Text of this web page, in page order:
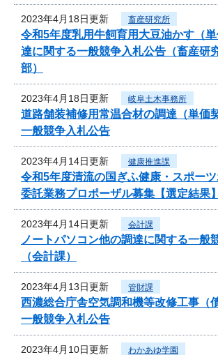
2023年4月18日更新 畜産研究所
令和5年度乳用牛飼育用大豆油かす（
達に関する一般競争入札公告（畜産研
部）
2023年4月18日更新 岐阜土木事務所
道路舗装補修用常温合材の調達（単価
一般競争入札公告
2023年4月14日更新 健康推進課
令和5年度清流の国ぎふ健康・スポー
委託業務プロポーザル募集【選定結果】
2023年4月14日更新 会計課
ノートパソコン他の調達に関する一般
（会計課）
2023年4月13日更新 管財課
西濃総合庁舎空気調和機等改修工事（
一般競争入札公告
2023年4月10日更新 わかあゆ学園